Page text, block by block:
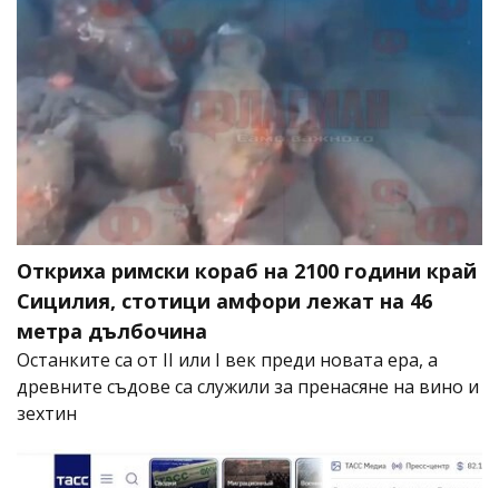
Откриха римски кораб на 2100 години край
Сицилия, стотици амфори лежат на 46
метра дълбочина
Останките са от II или I век преди новата ера, а
древните съдове са служили за пренасяне на вино и
зехтин